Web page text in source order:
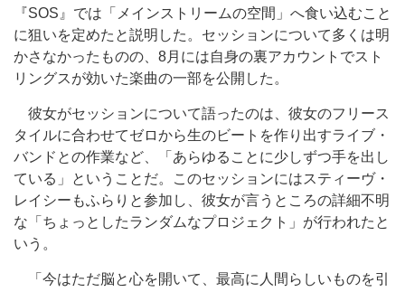
『SOS』では「メインストリームの空間」へ食い込むこと
に狙いを定めたと説明した。セッションについて多くは明
かさなかったものの、8月には自身の裏アカウントでスト
リングスが効いた楽曲の一部を公開した。
彼女がセッションについて語ったのは、彼女のフリース
タイルに合わせてゼロから生のビートを作り出すライブ・
バンドとの作業など、「あらゆることに少しずつ手を出し
ている」ということだ。このセッションにはスティーヴ・
レイシーもふらりと参加し、彼女が言うところの詳細不明
な「ちょっとしたランダムなプロジェクト」が行われたと
いう。
「今はただ脳と心を開いて、最高に人間らしいものを引